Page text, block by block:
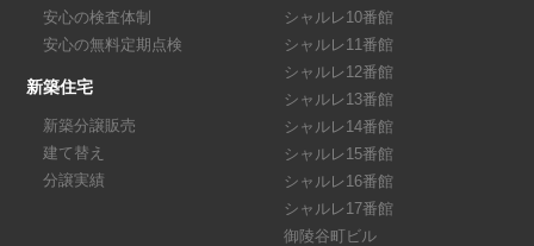
安心の検査体制
安心の無料定期点検
新築住宅
新築分譲販売
建て替え
分譲実績
シャルレ10番館
シャルレ11番館
シャルレ12番館
シャルレ13番館
シャルレ14番館
シャルレ15番館
シャルレ16番館
シャルレ17番館
御陵谷町ビル